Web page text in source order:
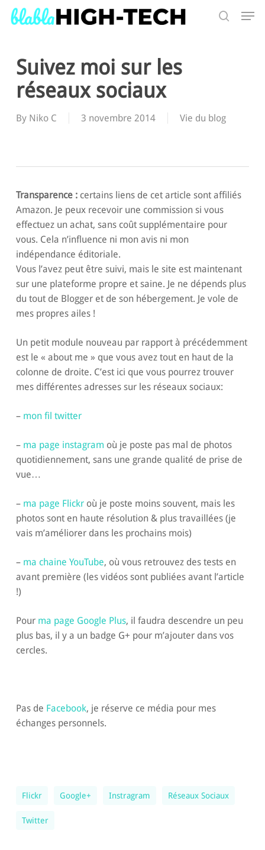
Skip
Suivez moi sur les
réseaux sociaux
By Niko C 3 novembre 2014 Vie du blog
Transparence :certains liens de cet article sont affiliés
Amazon. Je peux recevoir une commission si vous
effectuez un achat, sans coût supplémentaire pour
vous. Cela n’influence ni mon avis ni mon
indépendance éditoriale.
Vous l’avez peut être suivi, mais le site est maintenant
sur une plateforme propre et saine. Je ne dépends plus
du tout de Blogger et de son hébergement. Je vole de
mes propres ailes !
Un petit module nouveau par rapport à précédemment
est le « about me » que vous avez tout en haut de la
colonne de droite. C’est ici que vous pourrez trouver
mes différentes adresses sur les réseaux sociaux:
–mon fil twitter
– ma page instagram où je poste pas mal de photos
quotidiennement, sans une grande qualité de prise de
vue…
– ma page Flickroù je poste moins souvent, mais les
photos sont en haute résolution & plus travaillées (je
vais m’améliorer dans les prochains mois)
– ma chaine YouTube, où vous retrouvez des tests en
avant première (les vidéos sont publiées avant l’article
!)
Pour ma page Google Plus, il faudra descendre un peu
plus bas, il y a un badge G+ pour m’ajouter dans vos
cercles.
Pas de Facebook, je réserve ce média pour mes
échanges personnels.
Flickr Google+ Instragram Réseaux Sociaux
Twitter